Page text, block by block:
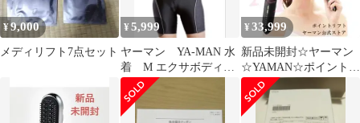
¥9,000
メディリフト7点セット
¥5,999
ヤーマン YA-MAN 水
着 M エクサボディ
セパレート 体型カバ
ー 補正
¥ 33,999
新品未開封☆ヤーマン
☆YAMAN☆ポイントリ
フト☆ブラック☆美顔
器☆EP30B